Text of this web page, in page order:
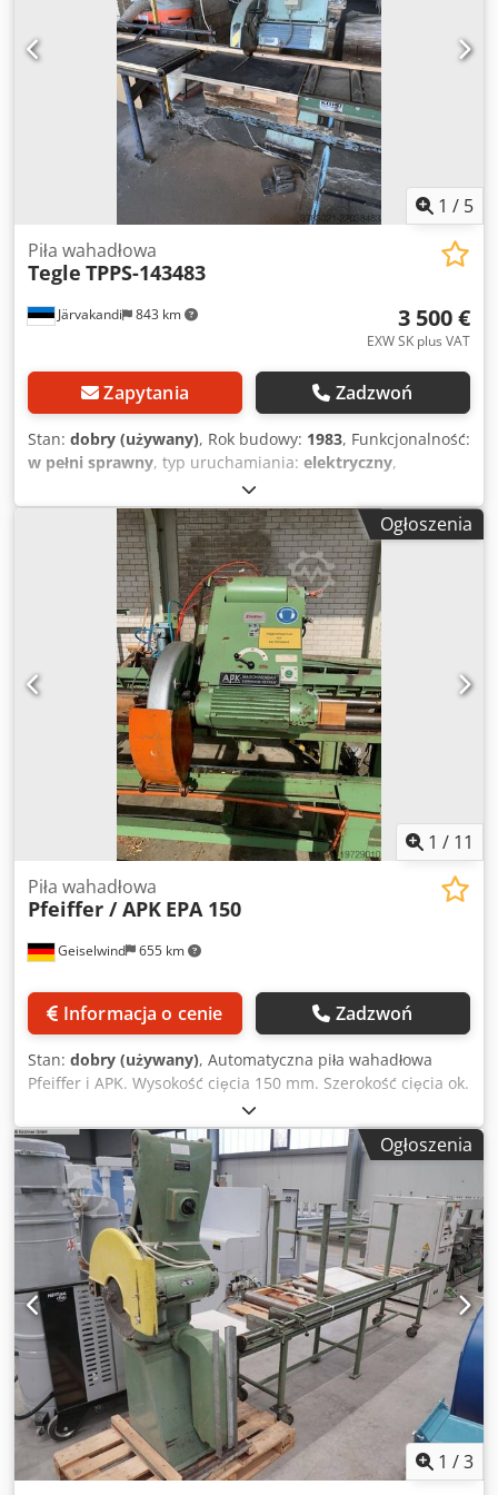
stronie - w tym 1 m przenośnika rolkowego odbiorczego z
szyną oporową po lewej stronie - Zgodność z CE - Waga
300kg
1 / 5
Järvakandi 843 km
Piła wahadłowa
Tegle TPPS-143483
3 500 €
EXW SK plus VAT
Zapytania Zadzwoń
Stan: dobry (używany), Rok budowy: 1983, Funkcjonalność:
w pełni sprawny, typ uruchamiania: elektryczny,
osłona tarczy piły
poprzeczna wahadłowa, rok produkcji 1983. Producent:
Tegle Maskinfabrikk A.S Model: TPPS-143483 Kraj
produkcji: Norwegia Rok produkcji: 1983 Wahadłowa piła
poprzeczna w dobrym stanie technicznym. Sterowanie
ruchem piły odbywa się za pomocą pedału nożnego, co
zapewnia bezpieczeństwo dla operatora – nie ma potrzeby
używania rąk w strefie pracy piły wahadłowej. Na życzenie
dostępny filtr do miejscowego odciągu trocin. Dedpozav
Txofx Ah Dsck
Ogłoszenia
1 / 11
Geiselwind 655 km
Piła wahadłowa
Pfeiffer / APK EPA 150
Informacja o cenie Zadzwoń
Stan: dobry (używany), Automatyczna piła wahadłowa
Pfeiffer i APK. Wysokość cięcia 150 mm. Szerokość cięcia ok.
500 mm. Silnik piły 5,5 kW. Regulacja elektryczna.
Pneumatyczny wyrzut piły. Skok ok. 2000 mm. Djdpjw
Icxwefx Ah Dock
Ogłoszenia
1 /3